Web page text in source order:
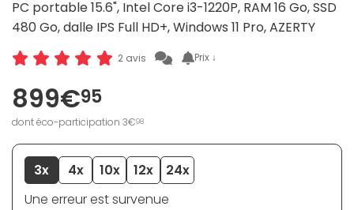
PC portable 15.6", Intel Core i3-1220P, RAM 16 Go, SSD
480 Go, dalle IPS Full HD+, Windows 11 Pro, AZERTY
2 avis Prix ↓
899€95
dont éco-participation 3€98
3x 4x 10x 12x
24x
Une erreur est survenue